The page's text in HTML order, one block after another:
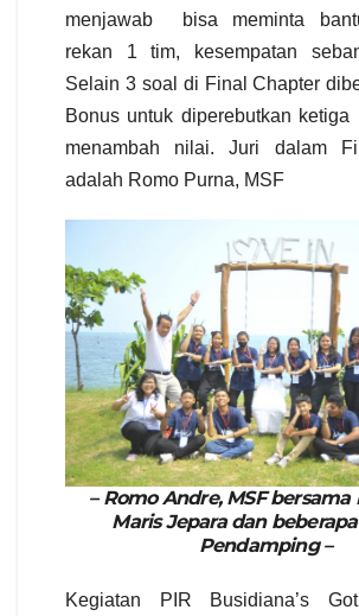
menjawab
bisa meminta
rekan 1 tim, kesempatan
Selain 3 soal di Final Chapter
Bonus untuk diperebutkan ketiga
menambah nilai. Juri dalam
adalah Romo Purna, MSF
– Romo Andre, MSF bersama
Maris Jepara dan
Pendamping –
Kegiatan PIR Busidiana’s